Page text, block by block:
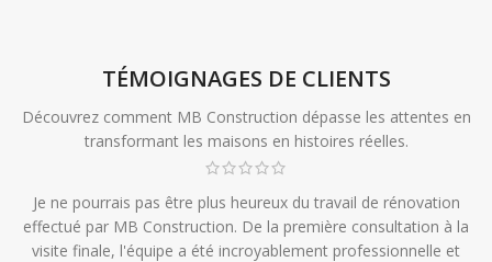
TÉMOIGNAGES DE CLIENTS
Découvrez comment MB Construction dépasse les attentes en
transformant les maisons en histoires réelles.
Je ne pourrais pas être plus heureux du travail de rénovation
effectué par MB Construction. De la première consultation à la
visite finale, l'équipe a été incroyablement professionnelle et